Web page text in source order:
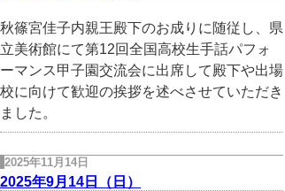
秋篠宮佳子内親王殿下のお成りに随従し、県
立美術館にて第12回全国高校生手話パフォ
ーマンス甲子園交流会に出席して殿下や出場
校に向けて歓迎の挨拶を述べさせていただき
ました。
2025年11月14日
2025年9月14日（日）